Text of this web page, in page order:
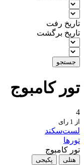
تاریخ رفت
تاریخ برگشت
جستجو
تور کامبوج
4
از 1 رای
لست‌سکند
تورها
تور کامبوج
هتلی پکیجی